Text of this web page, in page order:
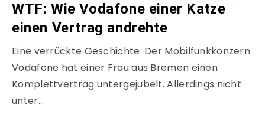
WTF: Wie Vodafone einer Katze
einen Vertrag andrehte
Eine verrückte Geschichte: Der Mobilfunkkonzern
Vodafone hat einer Frau aus Bremen einen
Komplettvertrag untergejubelt. Allerdings nicht
unter…